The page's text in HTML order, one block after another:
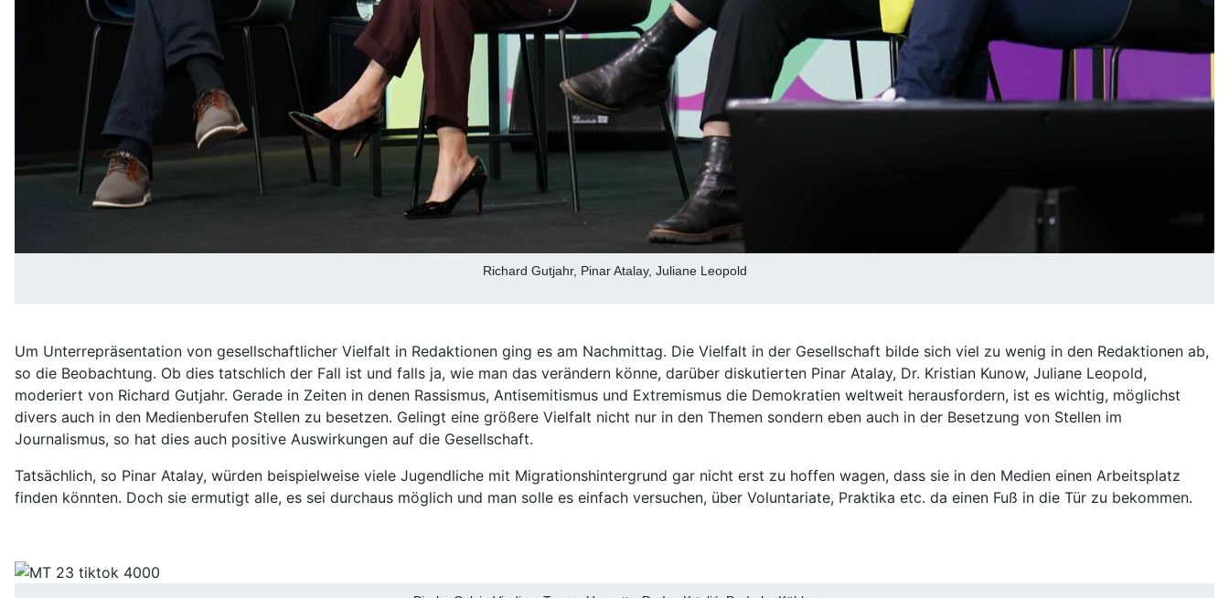
Richard Gutjahr, Pinar Atalay, Juliane Leopold
Um Unterrepräsentation von gesellschaftlicher Vielfalt in Redaktionen ging es am Nachmittag. Die Vielfalt in der Gesellschaft bilde sich viel zu wenig in den Redaktionen ab,
so die Beobachtung. Ob dies tatschlich der Fall ist und falls ja, wie man das verändern könne, darüber diskutierten Pinar Atalay, Dr. Kristian Kunow, Juliane Leopold,
moderiert von Richard Gutjahr. Gerade in Zeiten in denen Rassismus, Antisemitismus und Extremismus die Demokratien weltweit herausfordern, ist es wichtig, möglichst
divers auch in den Medienberufen Stellen zu besetzen. Gelingt eine größere Vielfalt nicht nur in den Themen sondern eben auch in der Besetzung von Stellen im
Journalismus, so hat dies auch positive Auswirkungen auf die Gesellschaft.
Tatsächlich, so Pinar Atalay, würden beispielweise viele Jugendliche mit Migrationshintergrund gar nicht erst zu hoffen wagen, dass sie in den Medien einen Arbeitsplatz
finden könnten. Doch sie ermutigt alle, es sei durchaus möglich und man solle es einfach versuchen, über Voluntariate, Praktika etc. da einen Fuß in die Tür zu bekommen.